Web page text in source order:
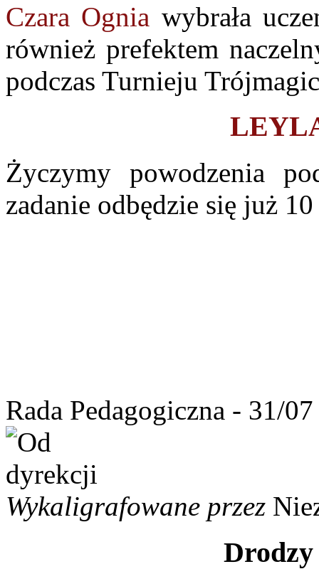
Czara Ognia wybrała
również prefektem
podczas Turnieju
Życzymy powodzenia
zadanie odbędzie się już
Rada Pedagogiczna - 31/07
Wykaligrafowane przez
Drodzy